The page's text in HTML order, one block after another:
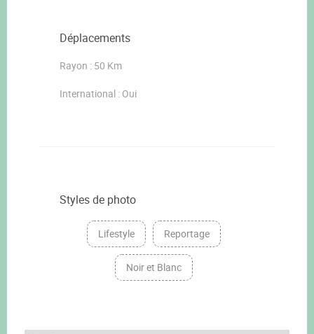
Déplacements
Rayon : 50 Km
International : Oui
Styles de photo
Lifestyle Reportage
Noir et Blanc